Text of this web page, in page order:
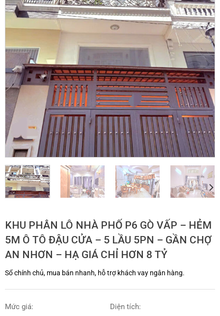
KHU PHÂN LÔ NHÀ PHỐ P6 GÒ VẤP – HẺM
5M Ô TÔ ĐẬU CỬA – 5 LẦU 5PN – GẦN CHỢ
AN NHƠN – HẠ GIÁ CHỈ HƠN 8 TỶ
Sổ chính chủ, mua bán nhanh, hỗ trợ khách vay ngân hàng.
Mức giá:
Diện tích: